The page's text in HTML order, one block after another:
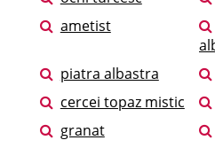
ametist
piatra albastra
cercei topaz mistic
granat